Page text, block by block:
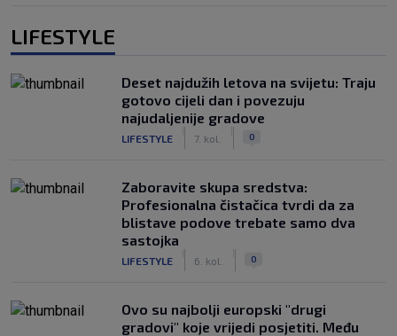
LIFESTYLE
Deset najdužih letova na svijetu: Traju
gotovo cijeli dan i povezuju
najudaljenije gradove
LIFESTYLE 7. kol. 0
Zaboravite skupa sredstva:
Profesionalna čistačica tvrdi da za
blistave podove trebate samo dva
sastojka
LIFESTYLE 6. kol. 0
Ovo su najbolji europski "drugi
gradovi" koje vrijedi posjetiti. Među